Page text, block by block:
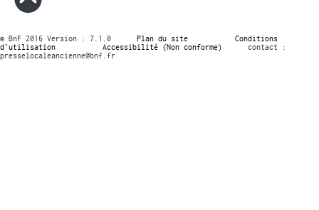
© BnF 2016 Version : 7.1.0 Plan du site
Conditions
d’utilisation
Accessibilité (Non conforme)
contact :
presselocaleancienne@bnf.fr